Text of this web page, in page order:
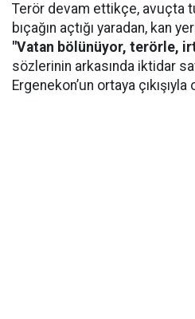
Terör devam ettikçe, avuçta
bıçağın açtığı yaradan, kan
"Vatan bölünüyor, terörle,
sözlerinin arkasında iktidar
Ergenekon’un ortaya çıkışıyla